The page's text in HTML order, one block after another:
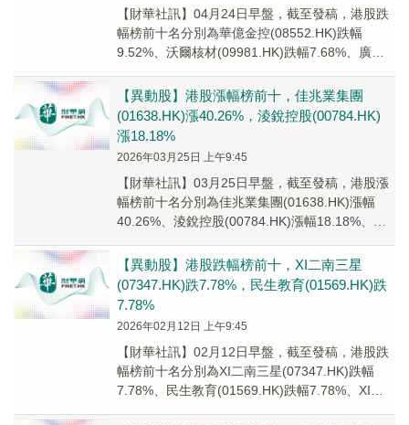
【財華社訊】04月24日早盤，截至發稿，港股跌
幅榜前十名分別為華億金控(08552.HK)跌幅
9.52%、沃爾核材(09981.HK)跌幅7.68%、廣和
【異動股】港股漲幅榜前十，佳兆業集團
(01638.HK)漲40.26%，淩銳控股(00784.HK)
漲18.18%
2026年03月25日 上午9:45
【財華社訊】03月25日早盤，截至發稿，港股漲
幅榜前十名分別為佳兆業集團(01638.HK)漲幅
40.26%、淩銳控股(00784.HK)漲幅18.18%、廣
【異動股】港股跌幅榜前十，XI二南三星
(07347.HK)跌7.78%，民生教育(01569.HK)跌
7.78%
2026年02月12日 上午9:45
【財華社訊】02月12日早盤，截至發稿，港股跌
幅榜前十名分別為XI二南三星(07347.HK)跌幅
7.78%、民生教育(01569.HK)跌幅7.78%、XI二